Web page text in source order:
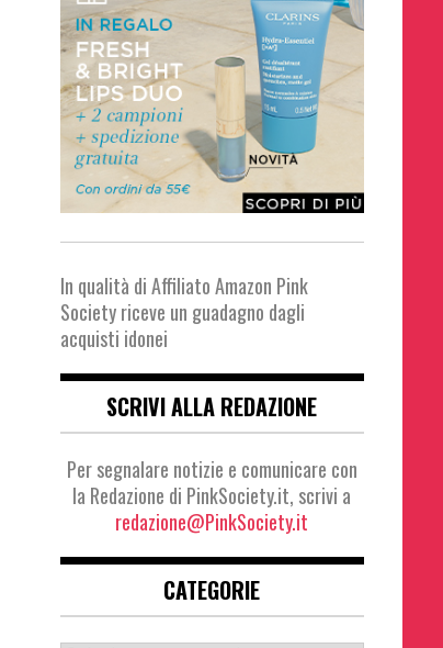
In qualità di Affiliato Amazon Pink
Society riceve un guadagno dagli
acquisti idonei
SCRIVI ALLA REDAZIONE
Per segnalare notizie e comunicare con
la Redazione di PinkSociety.it, scrivi a
redazione@PinkSociety.it
CATEGORIE